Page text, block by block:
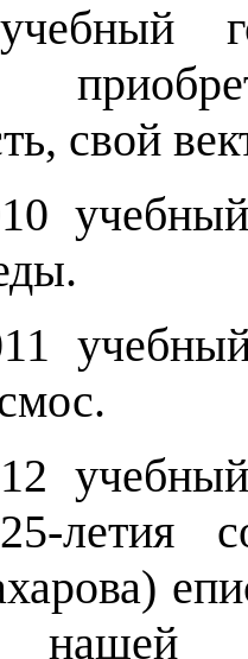
свой
летия
нашей